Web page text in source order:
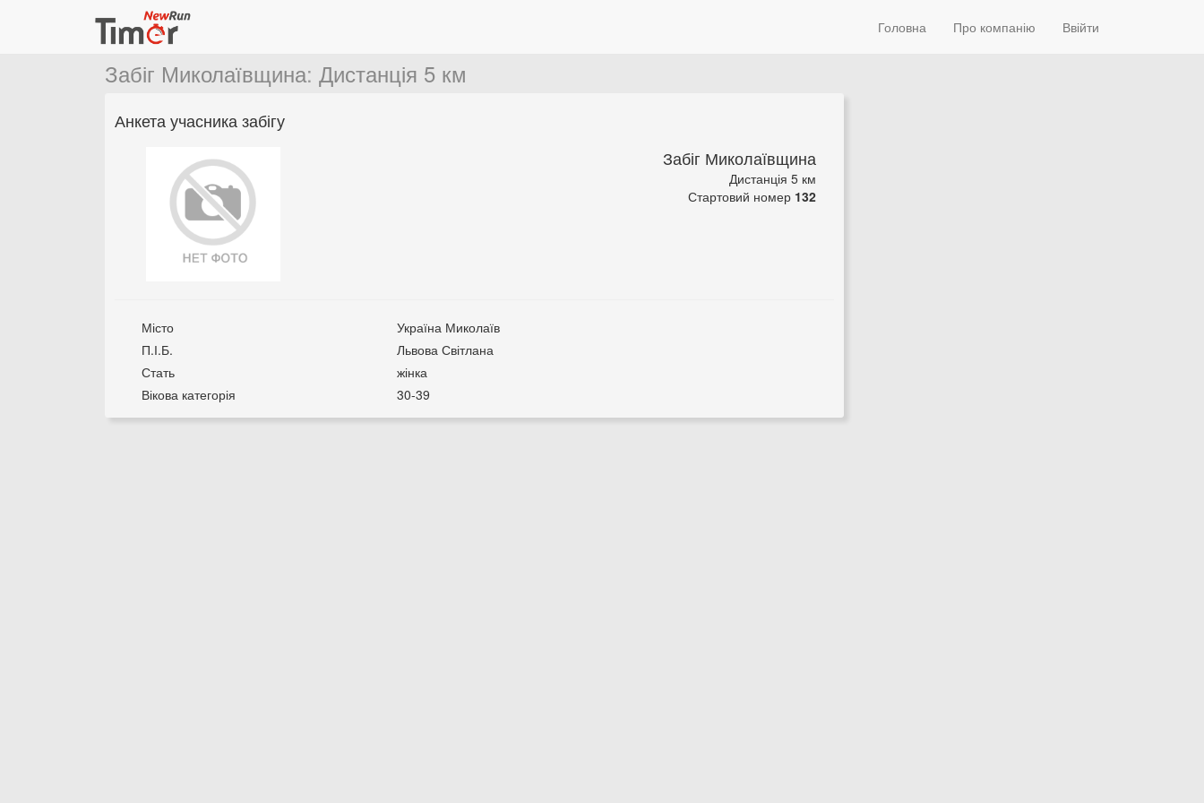
Головна Про компанію Ввійти
Забіг Миколаївщина: Дистанція 5 км
Анкета учасника забігу
Забіг Миколаївщина
Дистанція 5 км
Стартовий номер 132
Місто
Україна Миколаїв
П.І.Б.
Львова Світлана
Стать
жінка
Вікова категорія
30-39